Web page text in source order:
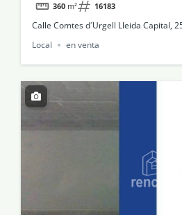
360 m² 16183
Calle Comtes d´Urgell Lleida Capital,
Local
en venta